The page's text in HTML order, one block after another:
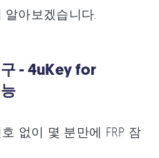
아보겠습니다.
- 4uKey for
없이 몇 분만에 FRP 잠